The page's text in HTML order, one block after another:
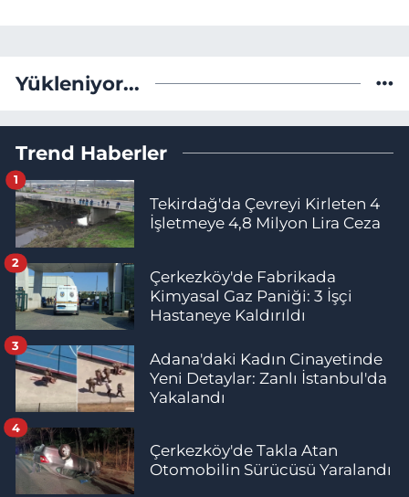
Yükleniyor...
Trend Haberler
Tekirdağ'da Çevreyi Kirleten 4
İşletmeye 4,8 Milyon Lira Ceza
1
Çerkezköy'de Fabrikada
Kimyasal Gaz Paniği: 3 İşçi
Hastaneye Kaldırıldı
2
Adana'daki Kadın Cinayetinde
Yeni Detaylar: Zanlı İstanbul'da
Yakalandı
3
Çerkezköy'de Takla Atan
Otomobilin Sürücüsü Yaralandı
4